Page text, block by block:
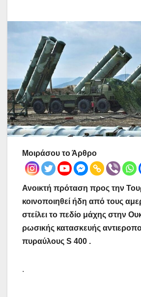
Μοιράσου το Άρθρο
Ανοικτή πρόταση προς την
κοινοποιηθεί ήδη από τους
στείλει το πεδίο μάχης στην
ρωσικής κατασκευής
πυραύλους S 400 .
.